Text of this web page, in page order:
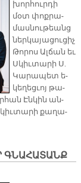
խոր­հուր­դի
մօտ փոք­րա­
մաս­նու­թեանց
ներ­կա­յա­ցու­ցիչ
Թո­րոս Ալ­ճան եւ
Սկիւ­տա­րի Ս.
Կա­րա­պետ ե­
կե­ղեց­ւոյ թա­
Էն­կին ան­
քա­ղա­
ԳՆԱՀԱՏԱՆՔ